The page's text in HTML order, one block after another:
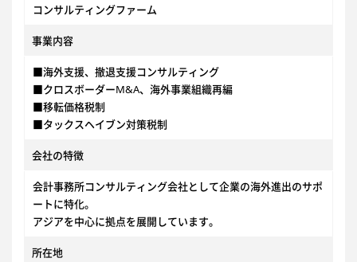
コンサルティングファーム
事業内容
■海外支援、撤退支援コンサルティング
■クロスボーダーM&A、海外事業組織再編
■移転価格税制
■タックスヘイブン対策税制
会社の特徴
会計事務所コンサルティング会社として企業の海外進出のサポ
ートに特化。
アジアを中心に拠点を展開しています。
所在地